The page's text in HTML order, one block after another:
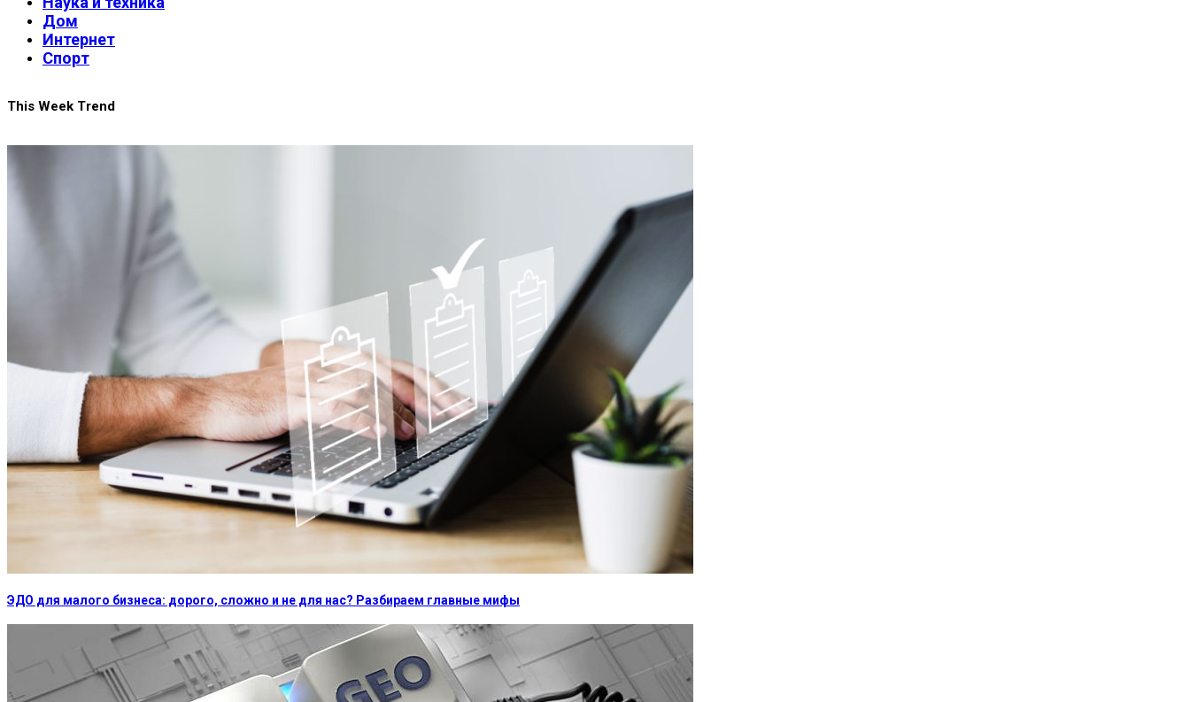
Дом
Интернет
Спорт
This Week Trend
ЭДО для малого бизнеса: дорого, сложно и не для нас? Разбираем главные мифы